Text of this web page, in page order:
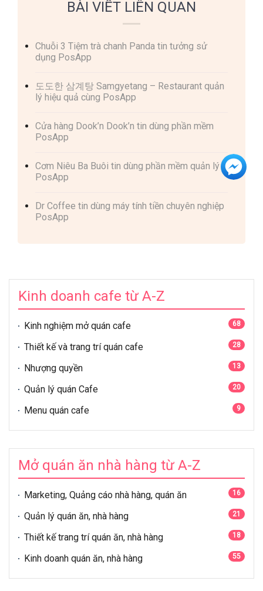
BÀI VIẾT LIÊN QUAN
Chuỗi 3 Tiệm trà chanh Panda tin tưởng sử
dụng PosApp
도도한 삼계탕 Samgyetang – Restaurant quản
lý hiệu quả cùng PosApp
Cửa hàng Dook’n Dook’n tin dùng phần mềm
PosApp
Cơm Niêu Ba Buôi tin dùng phần mềm quản lý
PosApp
Dr Coffee tin dùng máy tính tiền chuyên nghiệp
PosApp
Kinh doanh cafe từ A-Z
Kinh nghiệm mở quán cafe 68
Thiết kế và trang trí quán cafe 28
Nhượng quyền 13
Quản lý quán Cafe 20
Menu quán cafe 9
Mở quán ăn nhà hàng từ A-Z
Marketing, Quảng cáo nhà hàng, quán ăn 16
Quản lý quán ăn, nhà hàng 21
Thiết kế trang trí quán ăn, nhà hàng 18
Kinh doanh quán ăn, nhà hàng 55